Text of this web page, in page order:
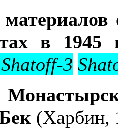
в 1945
Shatoff-3
(Харбин,